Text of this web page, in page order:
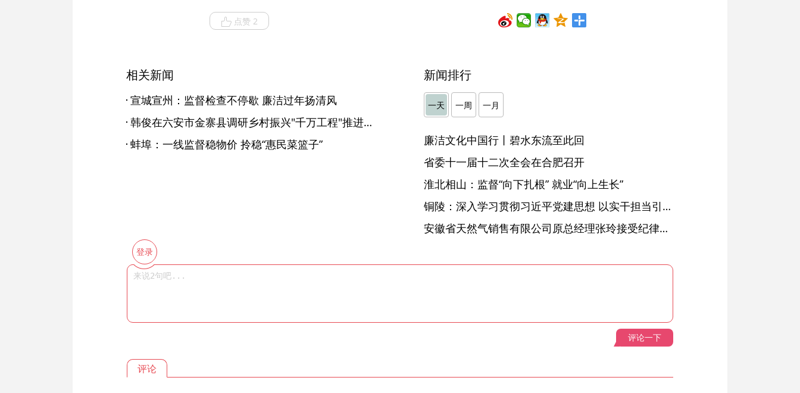
点赞 2
相关新闻
宣城宣州：监督检查不停歇 廉洁过年扬清风
韩俊在六安市金寨县调研乡村振兴"千万工程"推进情况
蚌埠：一线监督稳物价 拎稳“惠民菜篮子”
新闻排行
一天 一周 一月
廉洁文化中国行丨碧水东流至此回
省委十一届十二次全会在合肥召开
淮北相山：监督“向下扎根” 就业“向上生长”
铜陵：深入学习贯彻习近平党建思想 以实干担当引领纪检监察工作高质量发展
安徽省天然气销售有限公司原总经理张玲接受纪律审查和监察调查
登录
评论一下
评论